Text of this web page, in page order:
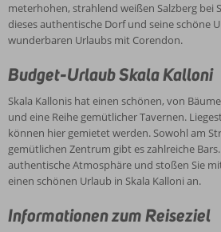
meterhohen, strahlend weißen Salzberg bei
dieses authentische Dorf und seine schöne
wunderbaren Urlaubs mit Corendon.
Budget-Urlaub Skala Kalloni
Skala Kallonis hat einen schönen, von
und eine Reihe gemütlicher Tavernen.
können hier gemietet werden. Sowohl am
gemütlichen Zentrum gibt es zahlreiche
authentische Atmosphäre und stoßen Sie
einen schönen Urlaub in Skala Kalloni an.
Informationen zum Reiseziel